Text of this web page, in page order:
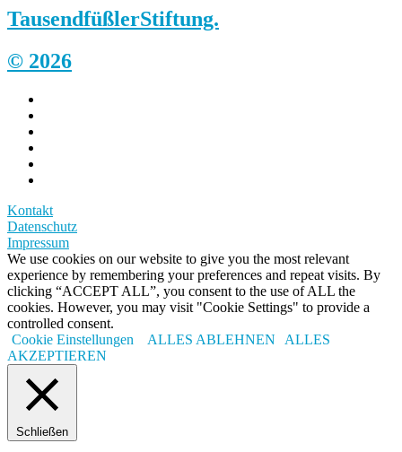
TausendfüßlerStiftung.
© 2026
Kontakt
Datenschutz
Impressum
We use cookies on our website to give you the most relevant
experience by remembering your preferences and repeat visits. By
clicking “ACCEPT ALL”, you consent to the use of ALL the
cookies. However, you may visit "Cookie Settings" to provide a
controlled consent.
Cookie Einstellungen
ALLES ABLEHNEN
ALLES
AKZEPTIEREN
Schließen